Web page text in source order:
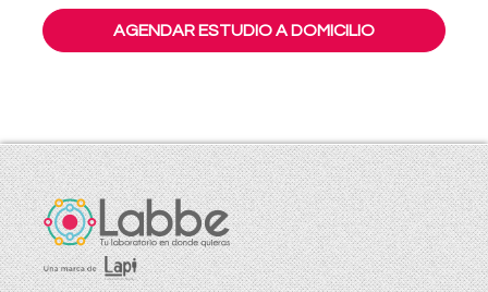
AGENDAR ESTUDIO A DOMICILIO